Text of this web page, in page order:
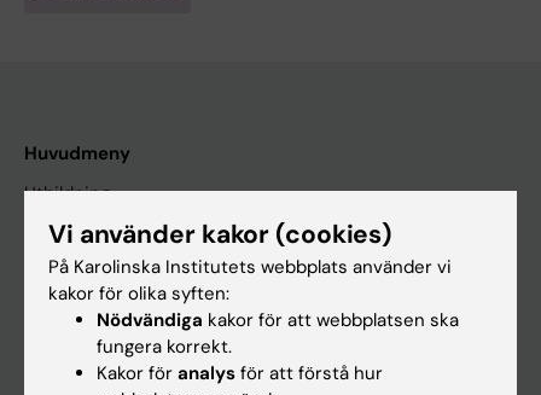
Huvudmeny
Utbildning
Forskarutbildning
Forskning
Vi använder kakor (cookies)
På Karolinska Institutets webbplats använder vi
kakor för olika syften:
Nödvändiga kakor för att webbplatsen ska
fungera korrekt.
Kakor för analys för att förstå hur